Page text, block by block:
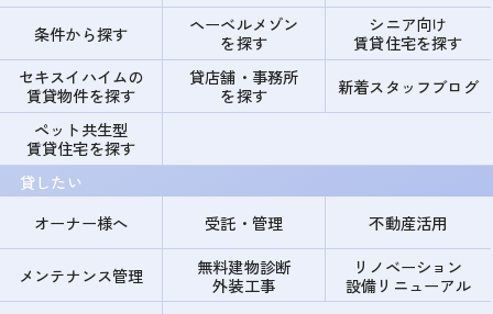
条件から探す
ヘーベルメゾン
を探す
シニア向け
賃貸住宅を探す
セキスイハイムの
賃貸物件を探す
貸店舗・事務所
を探す
新着スタッフブログ
ペット共生型
賃貸住宅を探す
貸したい
オーナー様へ
受託・管理 不動産活用
メンテナンス管理
無料建物診断
外装工事
リノベーション
設備リニューアル